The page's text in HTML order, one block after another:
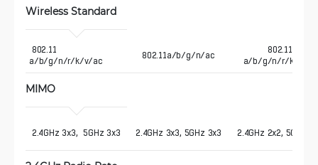
Wireless Standard
a/b/g/n/r/k/v/ac
802.11a/b/g/n/ac
802.11
a/b/g/n/r/k/v/ac
MIMO
2.4GHz 3x3,  5GHz 3x3 2.4GHz 3x3, 5GHz 3x3 2.4GHz 2x2, 5GHz